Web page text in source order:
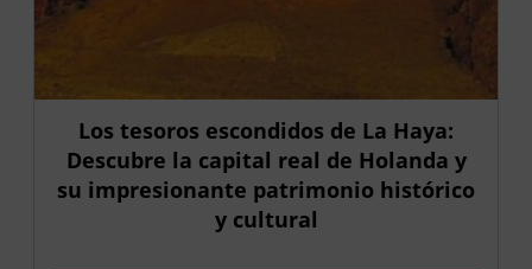
Los tesoros escondidos de La Haya:
Descubre la capital real de Holanda y
su impresionante patrimonio histórico
y cultural